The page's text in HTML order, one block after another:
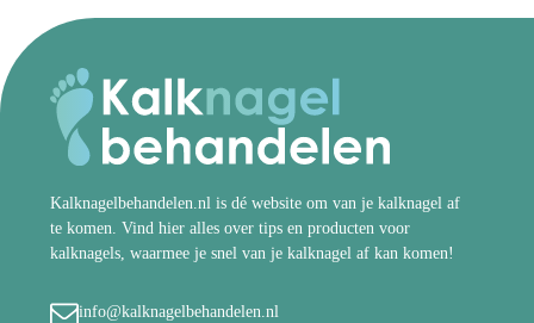
Kalknagelbehandelen.nl is dé website om van je kalknagel af
te komen. Vind hier alles over tips en producten voor
kalknagels, waarmee je snel van je kalknagel af kan komen!
info@kalknagelbehandelen.nl